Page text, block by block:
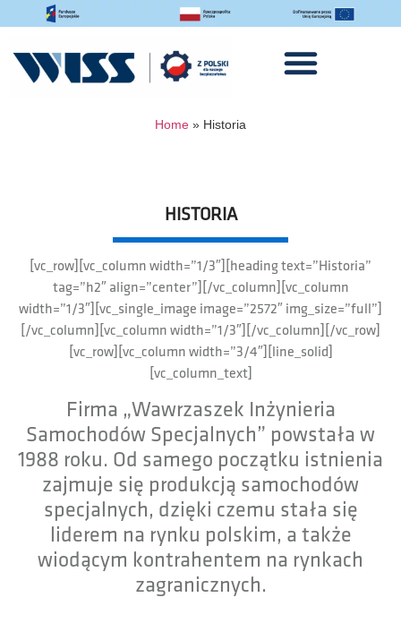
Home » Historia
HISTORIA
[vc_row][vc_column width=”1/3″][heading text=”Historia”
tag=”h2″ align=”center”][/vc_column][vc_column
width=”1/3″][vc_single_image image=”2572″ img_size=”full”]
[/vc_column][vc_column width=”1/3″][/vc_column][/vc_row]
[vc_row][vc_column width=”3/4″][line_solid]
[vc_column_text]
Firma „Wawrzaszek Inżynieria
Samochodów Specjalnych” powstała w
1988 roku. Od samego początku istnienia
zajmuje się produkcją samochodów
specjalnych, dzięki czemu stała się
liderem na rynku polskim, a także
wiodącym kontrahentem na rynkach
zagranicznych.